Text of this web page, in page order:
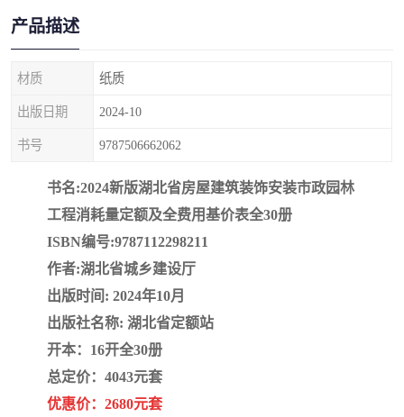
产品描述
材质 纸质
出版日期 2024-10
书号 9787506662062
书名:2024新版湖北省房屋建筑装饰安装市政园林
工程消耗量定额及全费用基价表全30册
ISBN编号:9787112298211
作者:湖北省城乡建设厅
出版时间: 2024年10月
出版社名称: 湖北省定额站
开本：16开全30册
总定价：4043元套
优惠价：2680元套
疏浚工程预算定额
福建建设工程预算定额
辽宁省工程计价定额 上海建设预算工程定额
江西省建筑工程预算定额
锅炉及压力容器规范国际
性规范ASME
湖北省建设工程预算定额
内蒙古建设工程预算定额